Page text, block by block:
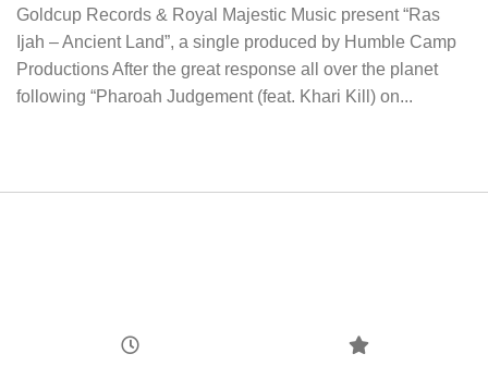
Goldcup Records & Royal Majestic Music present “Ras
Ijah – Ancient Land”, a single produced by Humble Camp
Productions After the great response all over the planet
following “Pharoah Judgement (feat. Khari Kill) on...